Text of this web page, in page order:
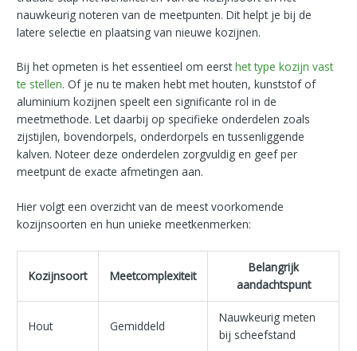
nauwkeurig noteren van de meetpunten. Dit helpt je bij de
latere selectie en plaatsing van nieuwe kozijnen.
Bij het opmeten is het essentieel om eersthet type kozijn vast
te stellen. Of je nu te maken hebt met houten, kunststof of
aluminium kozijnen speelt een significante rol in de
meetmethode. Let daarbij op specifieke onderdelen zoals
zijstijlen, bovendorpels, onderdorpels en tussenliggende
kalven. Noteer deze onderdelen zorgvuldig en geef per
meetpunt de exacte afmetingen aan.
Hier volgt een overzicht van de meest voorkomende
kozijnsoorten en hun unieke meetkenmerken:
Kozijnsoort Meetcomplexiteit
Belangrijk
aandachtspunt
Hout Gemiddeld
Nauwkeurig meten
bij scheefstand